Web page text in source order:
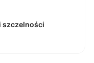
szczelności